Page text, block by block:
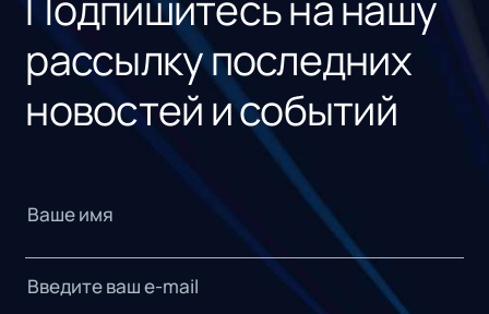
рассылку последних
новостей и событий